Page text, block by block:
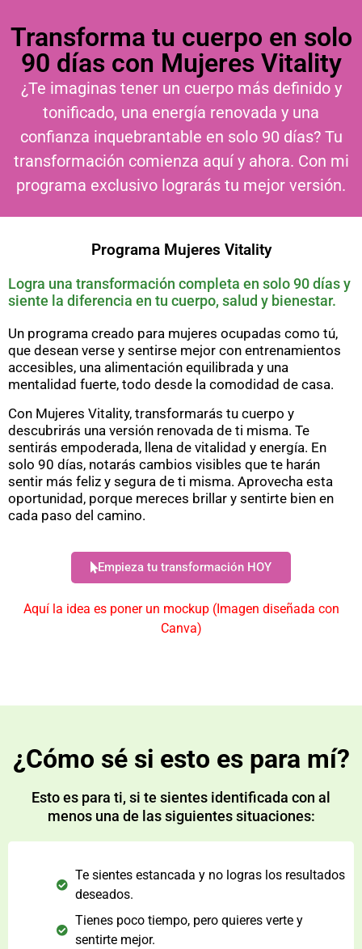
Transforma tu cuerpo en solo
90 días con Mujeres Vitality
¿Te imaginas tener un cuerpo más definido y
tonificado, una energía renovada y una
confianza inquebrantable en solo 90 días? Tu
transformación comienza aquí y ahora. Con mi
programa exclusivo lograrás tu mejor versión.
Programa Mujeres Vitality
Logra una transformación completa en solo 90 días y
siente la diferencia en tu cuerpo, salud y bienestar.
Un programa creado para mujeres ocupadas como tú,
que desean verse y sentirse mejor con entrenamientos
accesibles, una alimentación equilibrada y una
mentalidad fuerte, todo desde la comodidad de casa.
Con Mujeres Vitality, transformarás tu cuerpo y
descubrirás una versión renovada de ti misma. Te
sentirás empoderada, llena de vitalidad y energía. En
solo 90 días, notarás cambios visibles que te harán
sentir más feliz y segura de ti misma. Aprovecha esta
oportunidad, porque mereces brillar y sentirte bien en
cada paso del camino.
Empieza tu transformación HOY
Aquí la idea es poner un mockup (Imagen diseñada con
Canva)
¿Cómo sé si esto es para mí?
Esto es para ti, si te sientes identificada con al
menos una de las siguientes situaciones:
Te sientes estancada y no logras los resultados
deseados.
Tienes poco tiempo, pero quieres verte y
sentirte mejor.